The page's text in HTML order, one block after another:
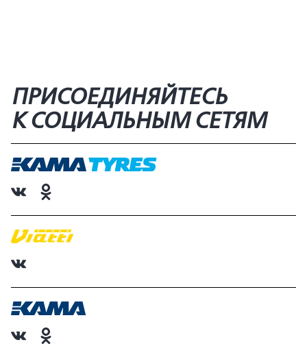
ПРИСОЕДИНЯЙТЕСЬ
К СОЦИАЛЬНЫМ СЕТЯМ